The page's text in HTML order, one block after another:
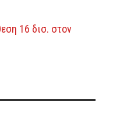
16 δισ. στον